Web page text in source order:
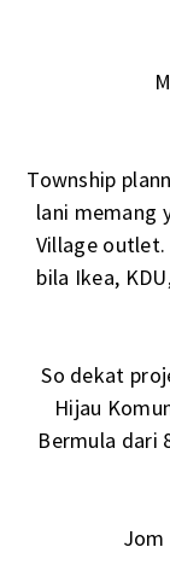
Township
lani memang
Village outlet.
bila Ikea,
So dekat
Hijau
Bermula dari